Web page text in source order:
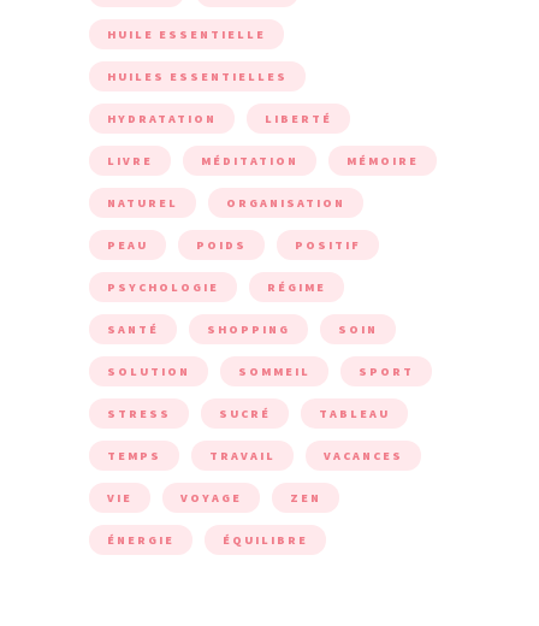
HUILE ESSENTIELLE
HUILES ESSENTIELLES
HYDRATATION LIBERTÉ
LIVRE MÉDITATION MÉMOIRE
NATUREL ORGANISATION
PEAU POIDS POSITIF
PSYCHOLOGIE RÉGIME
SANTÉ SHOPPING SOIN
SOLUTION SOMMEIL SPORT
STRESS SUCRÉ TABLEAU
TEMPS TRAVAIL VACANCES
VIE VOYAGE ZEN
ÉNERGIE ÉQUILIBRE